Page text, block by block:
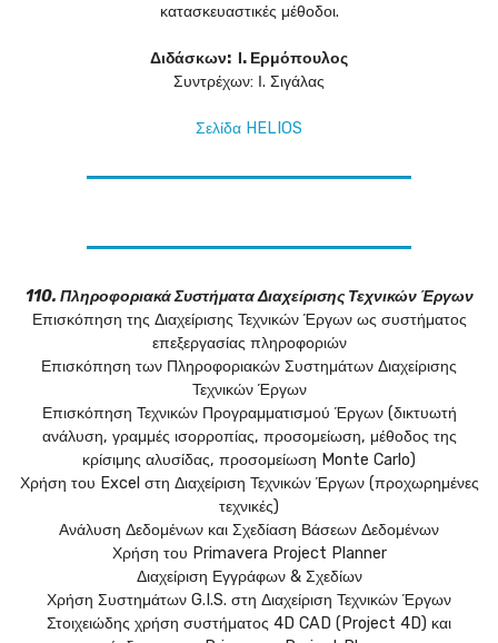
κατασκευαστικές μέθοδοι.
Διδάσκων: Ι. Ερμόπουλος
Συντρέχων: Ι. Σιγάλας
Σελίδα HELIOS
110. Πληροφοριακά Συστήματα Διαχείρισης Τεχνικών Έργων
Επισκόπηση της Διαχείρισης Τεχνικών Έργων ως συστήματος
επεξεργασίας πληροφοριών
Επισκόπηση των Πληροφοριακών Συστημάτων Διαχείρισης
Τεχνικών Έργων
Επισκόπηση Τεχνικών Προγραμματισμού Έργων (δικτυωτή
ανάλυση, γραμμές ισορροπίας, προσομείωση, μέθοδος της
κρίσιμης αλυσίδας, προσομείωση Monte Carlo)
Χρήση του Excel στη Διαχείριση Τεχνικών Έργων (προχωρημένες
τεχνικές)
Ανάλυση Δεδομένων και Σχεδίαση Βάσεων Δεδομένων
Χρήση του Primavera Project Planner
Διαχείριση Εγγράφων & Σχεδίων
Χρήση Συστημάτων G.I.S. στη Διαχείριση Τεχνικών Έργων
Στοιχειώδης χρήση συστήματος 4D CAD (Project 4D) και